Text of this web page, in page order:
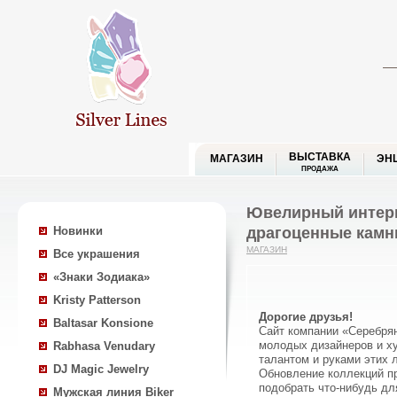
МАГАЗИН ВЫСТАВКА
ПРОДАЖА
Новинки
Все украшения
«Знаки Зодиака»
Kristy Patterson
Baltasar Konsione
Rabhasa Venudary
DJ Magic Jewelry
Мужская линия Biker
Ювелирный
драгоценные
МАГАЗИН
Дорогие друзья!
Сайт компании
молодых дизайнеров и
талантом и руками этих
Обновление коллекций
подобрать что-нибудь